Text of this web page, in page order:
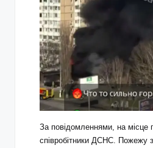
За повідомленнями, на місце
співробітники ДСНС. Пожежу